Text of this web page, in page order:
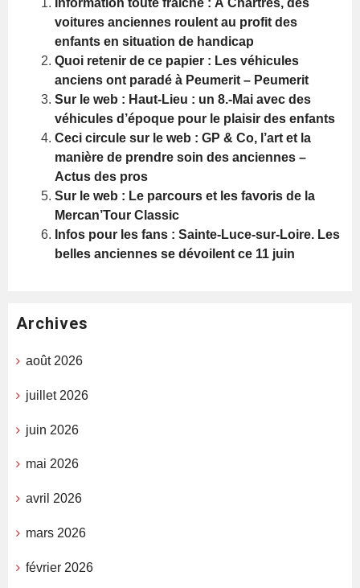
Information toute fraiche : À Chartres, des
voitures anciennes roulent au profit des
enfants en situation de handicap
Quoi retenir de ce papier : Les véhicules
anciens ont paradé à Peumerit – Peumerit
Sur le web : Haut-Lieu : un 8.-Mai avec des
véhicules d’époque pour le plaisir des enfants
Ceci circule sur le web : GP & Co, l’art et la
manière de prendre soin des anciennes –
Actus des pros
Sur le web : Le parcours et les favoris de la
Mercan’Tour Classic
Infos pour les fans : Sainte-Luce-sur-Loire. Les
belles anciennes se dévoilent ce 11 juin
Archives
août 2026
juillet 2026
juin 2026
mai 2026
avril 2026
mars 2026
février 2026